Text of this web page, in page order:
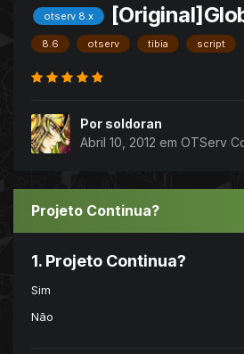
otserv 8.x
8.6 otserv tibia script
Por soldoran
Abril 10, 2012 em OTServ
Projeto Continua?
1. Projeto Continua?
Sim
Não